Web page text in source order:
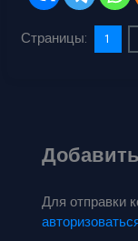
Страницы: 1
Для отправки